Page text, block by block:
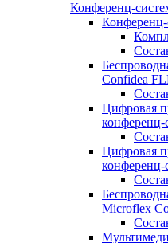
Конференц-
Конференц-
Confidea
Цифровая
конференц-
Цифровая
конференц-
Microflex